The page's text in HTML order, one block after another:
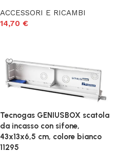
ACCESSORI E RICAMBI
14,70 €
Tecnogas GENIUSBOX scatola
da incasso con sifone,
43x13x6,5 cm, colore bianco
11295